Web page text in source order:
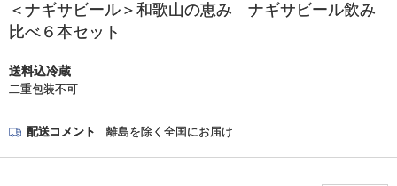
＜ナギサビール＞和歌山の恵み ナギサビール飲み
比べ６本セット
送料込冷蔵
二重包装不可
配送コメント 離島を除く全国にお届け